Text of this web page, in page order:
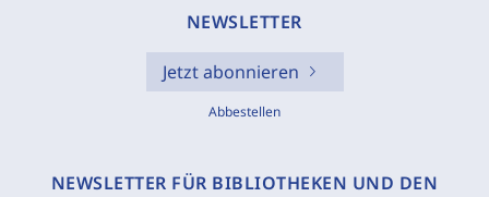
NEWSLETTER
Jetzt abonnieren
Abbestellen
NEWSLETTER FÜR BIBLIOTHEKEN UND DEN